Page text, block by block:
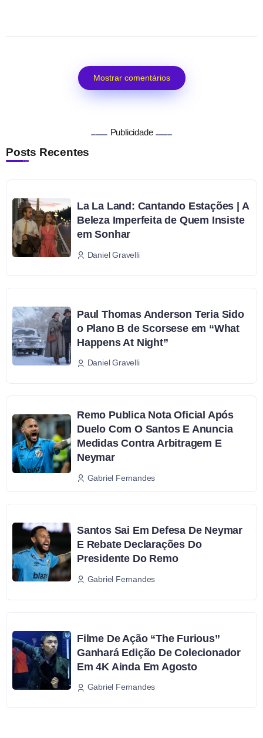
Mostrar comentários
Publicidade
Posts Recentes
La La Land: Cantando Estações | A
Beleza Imperfeita de Quem Insiste
em Sonhar
Daniel Gravelli
Paul Thomas Anderson Teria Sido
o Plano B de Scorsese em “What
Happens At Night”
Daniel Gravelli
Remo Publica Nota Oficial Após
Duelo Com O Santos E Anuncia
Medidas Contra Arbitragem E
Neymar
Gabriel Fernandes
Santos Sai Em Defesa De Neymar
E Rebate Declarações Do
Presidente Do Remo
Gabriel Fernandes
Filme De Ação “The Furious”
Ganhará Edição De Colecionador
Em 4K Ainda Em Agosto
Gabriel Fernandes